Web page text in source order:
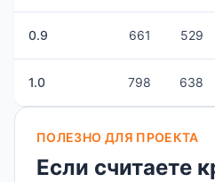
0.9 661 529
1.0 798 638
ПОЛЕЗНО ДЛЯ ПРОЕКТА
Если считаете